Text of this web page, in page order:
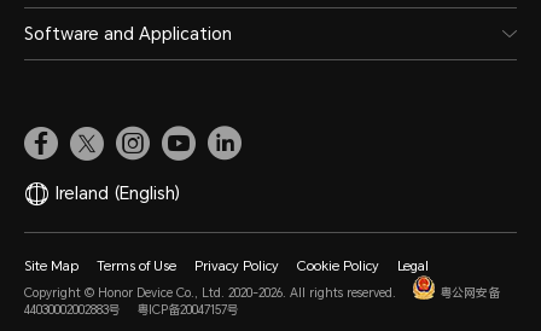
Software and Application
Ireland (English)
Site Map Terms of Use Privacy Policy Cookie Policy Legal
Copyright © Honor Device Co., Ltd. 2020-2026. All rights reserved.
粤公网安备
44030002002883号
粤ICP备20047157号